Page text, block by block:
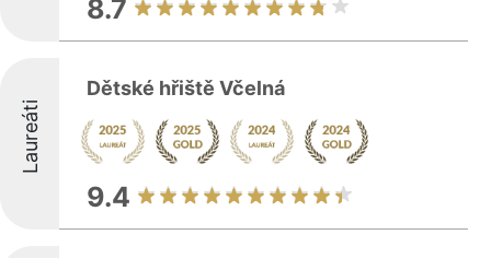
8.7
Laureáti
Dětské hřiště Včelná
9.4